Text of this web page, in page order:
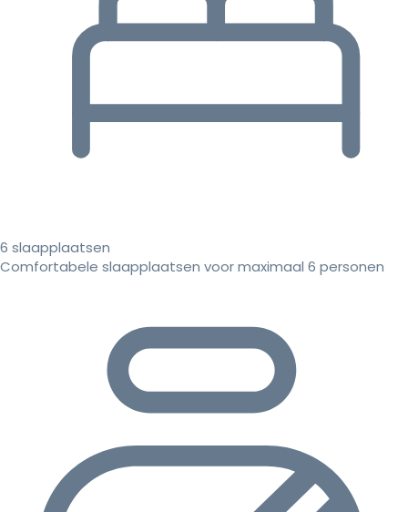
6 slaapplaatsen
Comfortabele slaapplaatsen voor maximaal 6 personen